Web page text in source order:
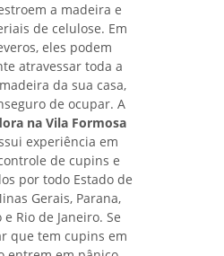
a madeira e
de celulose. Em
eles podem
atravessar toda a
da sua casa,
de ocupar. A
na Vila Formosa
experiência em
de cupins e
por todo Estado de
Gerais, Parana,
Rio de Janeiro. Se
que tem cupins em